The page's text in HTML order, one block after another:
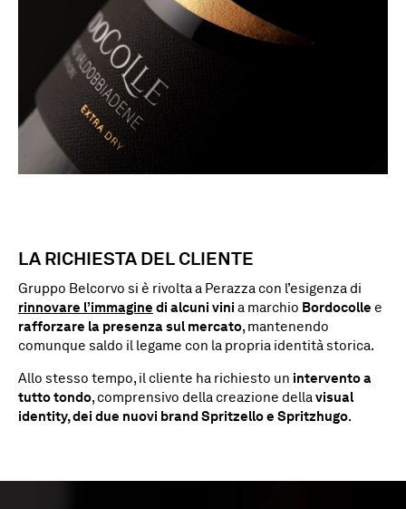
LA RICHIESTA DEL CLIENTE
Gruppo Belcorvo si è rivolta a Perazza con l’esigenza di
rinnovare l’immagine di alcuni vini a marchio Bordocolle e
rafforzare la presenza sul mercato, mantenendo
comunque saldo il legame con la propria identità storica.
Allo stesso tempo, il cliente ha richiesto un intervento a
tutto tondo, comprensivo della creazione dellavisual
identity, dei due nuovi brand Spritzello e Spritzhugo.